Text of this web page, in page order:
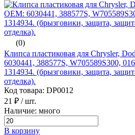
(0)
Клипса пластиковая для Chrysler,
6030441, 388577S, W705589S300,
1314934. (брызговики, защита,
отделка).
Код товара: DP0012
21 ₽ / шт.
Наличие: много
В корзину